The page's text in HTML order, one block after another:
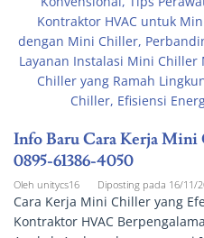
Info Baru Cara Kerja
0895-61386-4050
Oleh unitycs16 Diposting pada 16/11/
Cara Kerja Mini Chiller yang
Kontraktor HVAC